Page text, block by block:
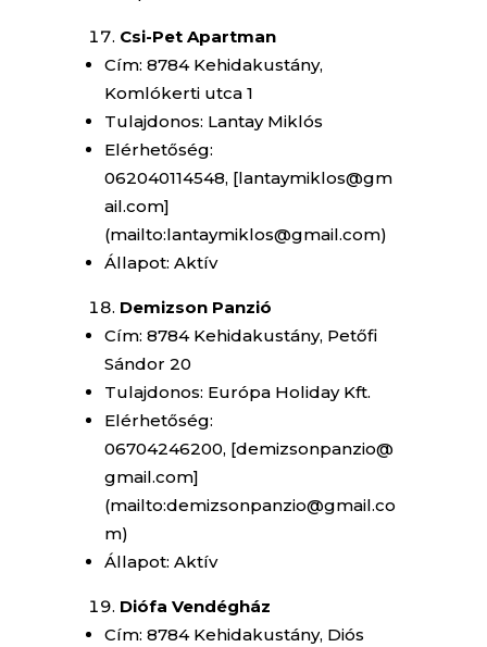
Csi-Pet Apartman
Cím: 8784 Kehidakustány,
Komlókerti utca 1
Tulajdonos: Lantay Miklós
Elérhetőség:
062040114548, [lantaymiklos@gm
ail.com]
(mailto:lantaymiklos@gmail.com)
Állapot: Aktív
Demizson Panzió
Cím: 8784 Kehidakustány, Petőfi
Sándor 20
Tulajdonos: Európa Holiday Kft.
Elérhetőség:
06704246200, [demizsonpanzio@
gmail.com]
(mailto:demizsonpanzio@gmail.co
m)
Állapot: Aktív
Diófa Vendégház
Cím: 8784 Kehidakustány, Diós